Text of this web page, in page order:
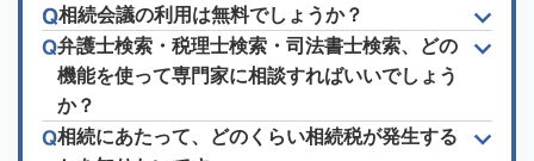
相続会議の利用は無料でしょうか？
弁護士検索・税理士検索・司法書士検索、どの
機能を使って専門家に相談すればいいでしょう
か？
相続にあたって、どのくらい相続税が発生する